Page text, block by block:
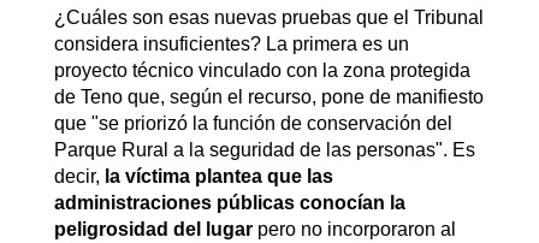
¿Cuáles son esas nuevas pruebas que el Tribunal
considera insuficientes? La primera es un
proyecto técnico vinculado con la zona protegida
de Teno que, según el recurso, pone de manifiesto
que "se priorizó la función de conservación del
Parque Rural a la seguridad de las personas". Es
decir, la víctima plantea que las
administraciones públicas conocían la
peligrosidad del lugar pero no incorporaron al